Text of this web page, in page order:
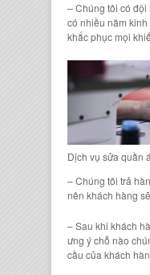
– Chúng tôi có
có nhiều năm
khắc phục mọi
Dịch vụ sửa quần
– Chúng tôi trả
nên khách hàng
– Sau khi khách
ưng ý chỗ nào
cầu của khách